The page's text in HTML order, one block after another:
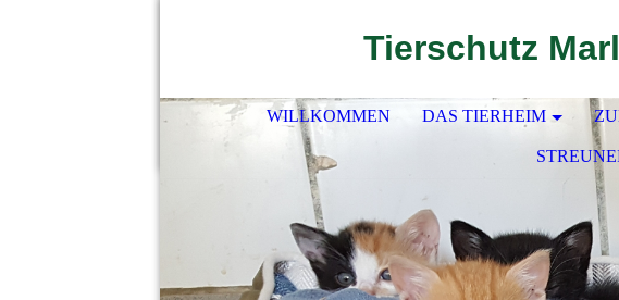
Tierschutz
WILLKOMMEN DAS TIERHEIM